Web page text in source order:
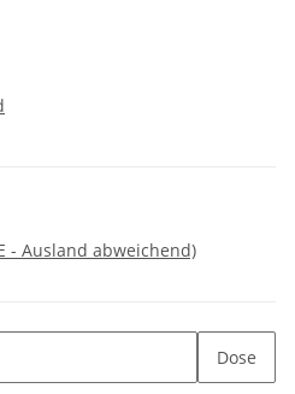
- Ausland abweichend)
Dose